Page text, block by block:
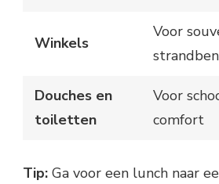
Winkels
Voor
Douches en
toiletten
Voor
comfort
Tip: Ga voor een lunch naar